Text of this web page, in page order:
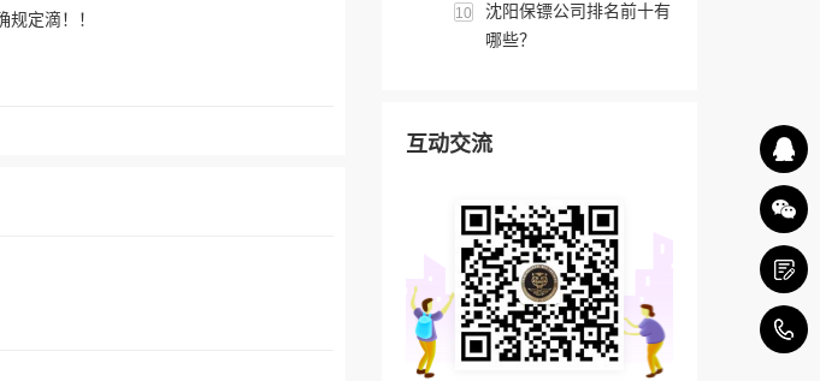
定滴！！ 10
沈阳保镖公司排名前十有
哪些？
互动交流